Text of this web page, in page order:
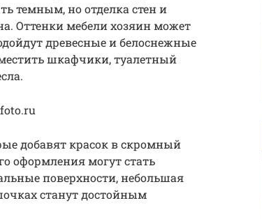
темным, но отделка стен и
Оттенки мебели хозяин может
древесные и белоснежные
шкафчики, туалетный
добавят красок в скромный
оформления могут стать
поверхности, небольшая
станут достойным